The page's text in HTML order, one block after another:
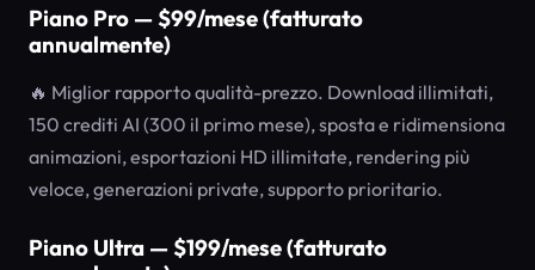
Piano Pro — $99/mese (fatturato
annualmente)
🔥 Miglior rapporto qualità-prezzo. Download illimitati,
150 crediti AI (300 il primo mese), sposta e ridimensiona
animazioni, esportazioni HD illimitate, rendering più
veloce, generazioni private, supporto prioritario.
Piano Ultra — $199/mese (fatturato